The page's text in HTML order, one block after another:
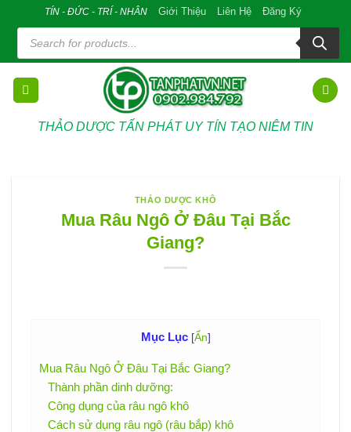
content
TÍN - ĐỨC - TRÍ - NHÂN Giới Thiệu Liên Hệ Đăng Ký
Tìm
kiếm
sản
phẩm
THẢO DƯỢC TẤN PHÁT UY TÍN TẠO NIÊM TIN
THẢO DƯỢC KHÔ
Mua Râu Ngô Ở Đâu Tại Bắc
Giang?
Mục Lục [Ẩn]
Mua Râu Ngô Ở Đâu Tại Bắc Giang?
Thành phần dinh dưỡng:
Công dụng của râu ngô khô
Cách sử dụng râu ngô (râu bắp) khô